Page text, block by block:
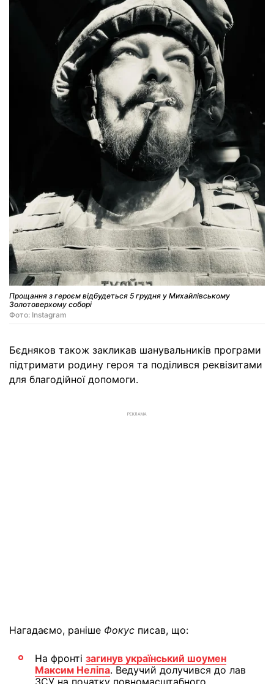
Прощання з героєм відбудеться 5 грудня у Михайлівському
Золотоверхому соборі
Фото: Instagram
Бєдняков також закликав шанувальників програми
підтримати родину героя та поділився реквізитами
для благодійної допомоги.
РЕКЛАМА
Нагадаємо, раніше Фокус писав, що:
На фронті загинув український шоумен
Максим Неліпа. Ведучий долучився до лав